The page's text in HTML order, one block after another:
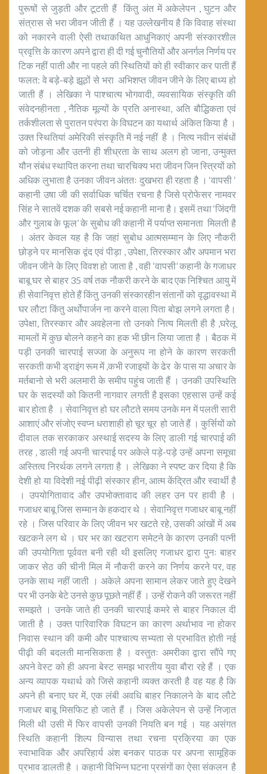
पुरूषों से जुड़ती और टूटती हैं किंतु अंत में अकेलेपन , घुटन और
संत्रास से भरा जीवन जीती हैं । यह उल्लेखनीय है कि विवाह संस्था
को नकारने वाली ऐसी तथाकथित आधुनिकाएं अपनी संस्कारशील
प्रवृत्ति के कारण अपने द्वारा ही दी गई चुनौतियों और अनर्गल निर्णय पर
टिक नहीं पाती और ना पहले की स्थितियों को ही स्वीकार कर पाती हैं
फलत: वे बड़े-बड़े झूठों से भरा अभिशप्त जीवन जीने के लिए बाध्य हो
जाती हैं । लेखिका ने पाश्चात्य भोगवादी, व्यवसायिक संस्कृति की
संवेदनहीनता , नैतिक मूल्यों के प्रति अनास्था, अति बौद्धिकता एवं
तर्कशीलता से पुरातन परंपरा के विघटन का यथार्थ अंकित किया है ।
उक्त स्थितियां अमेरिकी संस्कृति में नई नहीं है । नित्य नवीन संबंधों
को जोड़ना और उतनी ही शीध्रता के साथ अलग हो जाना, उन्मुक्त
यौन संबंध स्थापित करना तथा चारचिक्य भरा जीवन जिन स्त्रियों को
अधिक लुभाता है उनका जीवन अंततः दुखभरा ही रहता है । ‘वापसी ‘
कहानी उषा जी की सर्वाधिक चर्चित रचना है जिसे प्रोफेसर नामवर
सिंह ने सातवें दशक की सबसे नई कहानी माना है। इसमें तथा ‘जिंदगी
और गुलाब के फूल’ के सुबोध की कहानी में पर्याप्त समानता मिलती है
। अंतर केवल यह है कि जहां सुबोध आत्मसम्मान के लिए नौकरी
छोड़ने पर मानसिक द्वंद एवं पीड़ा , उपेक्षा, तिरस्कार और अपमान भरा
जीवन जीने के लिए विवश हो जाता है , वही ‘वापसी’ कहानी के गजाधर
बाबू घर से बाहर 35 वर्ष तक नौकरी करने के बाद एक निश्चित आयु में
ही सेवानिवृत्त होते हैं किंतु उनकी संस्कारहीन संतानों को वृद्धावस्था में
घर लौटा किंतु अर्थोपार्जन ना करने वाला पिता बोझ लगने लगता है।
उपेक्षा, तिरस्कार और अवहेलना तो उनको नित्य मिलती ही है ,घरेलू
मामलों में कुछ बोलने कहने का हक भी छीन लिया जाता है । बैठक में
पड़ी उनकी चारपाई सज्जा के अनुरूप ना होने के कारण सरकती
सरकती कभी ड्राइंग रूम में ,कभी रजाइयों के ढेर के पास या अचार के
मर्तबानो से भरी अलमारी के समीप पहुंच जाती हैं । उनकी उपस्थिति
घर के सदस्यों को कितनी नागवार लगती है इसका एहसास उन्हें कई
बार होता है । सेवानिवृत्त हो घर लौटते समय उनके मन में पलती सारी
आशाएं और संजोए स्वप्न धराशाही हो चूर चूर हो जाते हैं । कुर्सियों को
दीवाल तक सरकाकर अस्थाई सदस्य के लिए डाली गई चारपाई की
तरह , डाली गई अपनी चारपाई पर अकेले पड़े-पड़े उन्हें अपना समूचा
अस्तित्व निरर्थक लगने लगता है । लेखिका ने स्पष्ट कर दिया है कि
देशी हो या विदेशी नई पीढ़ी संस्कार हीन, आत्म केंद्रित और स्वार्थी है
। उपयोगितावाद और उपभोक्तावाद की लहर उन पर हावी है ।
गजाधर बाबू जिस सम्मान के हकदार थे । सेवानिवृत्त गजाधर बाबू नहीं
रहे । जिस परिवार के लिए जीवन भर खटते रहे, उसकी आंखों में अब
खटकने लग थे । घर भर का खटराग समेटने के कारण उनकी पत्नी
की उपयोगिता पूर्ववत बनी रही थी इसलिए गजाधर द्वारा पुनः बाहर
जाकर सेठ की चीनी मिल में नौकरी करने का निर्णय करने पर, वह
उनके साथ नहीं जाती । अकेले अपना सामान लेकर जाते हुए देखने
पर भी उनके बेटे उनसे कुछ पूछते नहीं हैं । उन्हें रोकने की जरूरत नहीं
समझते । उनके जाते ही उनकी चारपाई कमरे से बाहर निकाल दी
जाती है । उक्त पारिवारिक विघटन का कारण अर्थाभाव ना होकर
निवास स्थान की कमी और पाश्चात्य सभ्यता से प्रभावित होती नई
पीढ़ी की बदलती मानसिकता है । वस्तुतः अमरीका द्वारा सौंपे गए
अपने वेस्ट को ही अपना बेस्ट समझ भारतीय युवा बौरा रहे हैं । एक
अन्य व्यापक यथार्थ को जिसे कहानी व्यक्त करती है वह यह है कि
अपने ही बनाए घर में, एक लंबी अवधि बाहर निकालने के बाद लौटे
गजाधर बाबू मिसफिट हो जाते हैं । जिस अकेलेपन से उन्हें निजा़त
मिली थी उसी में फिर वापसी उनकी नियति बन गई । यह असंगत
स्थिति कहानी शिल्प विन्यास तथा रचना प्रक्रिया का एक
स्वाभाविक और अपरिहार्य अंश बनकर पाठक पर अपना सामूहिक
प्रभाव डालती है । कहानी विभिन्न घटना प्रसंगों का ऐसा संकलन है